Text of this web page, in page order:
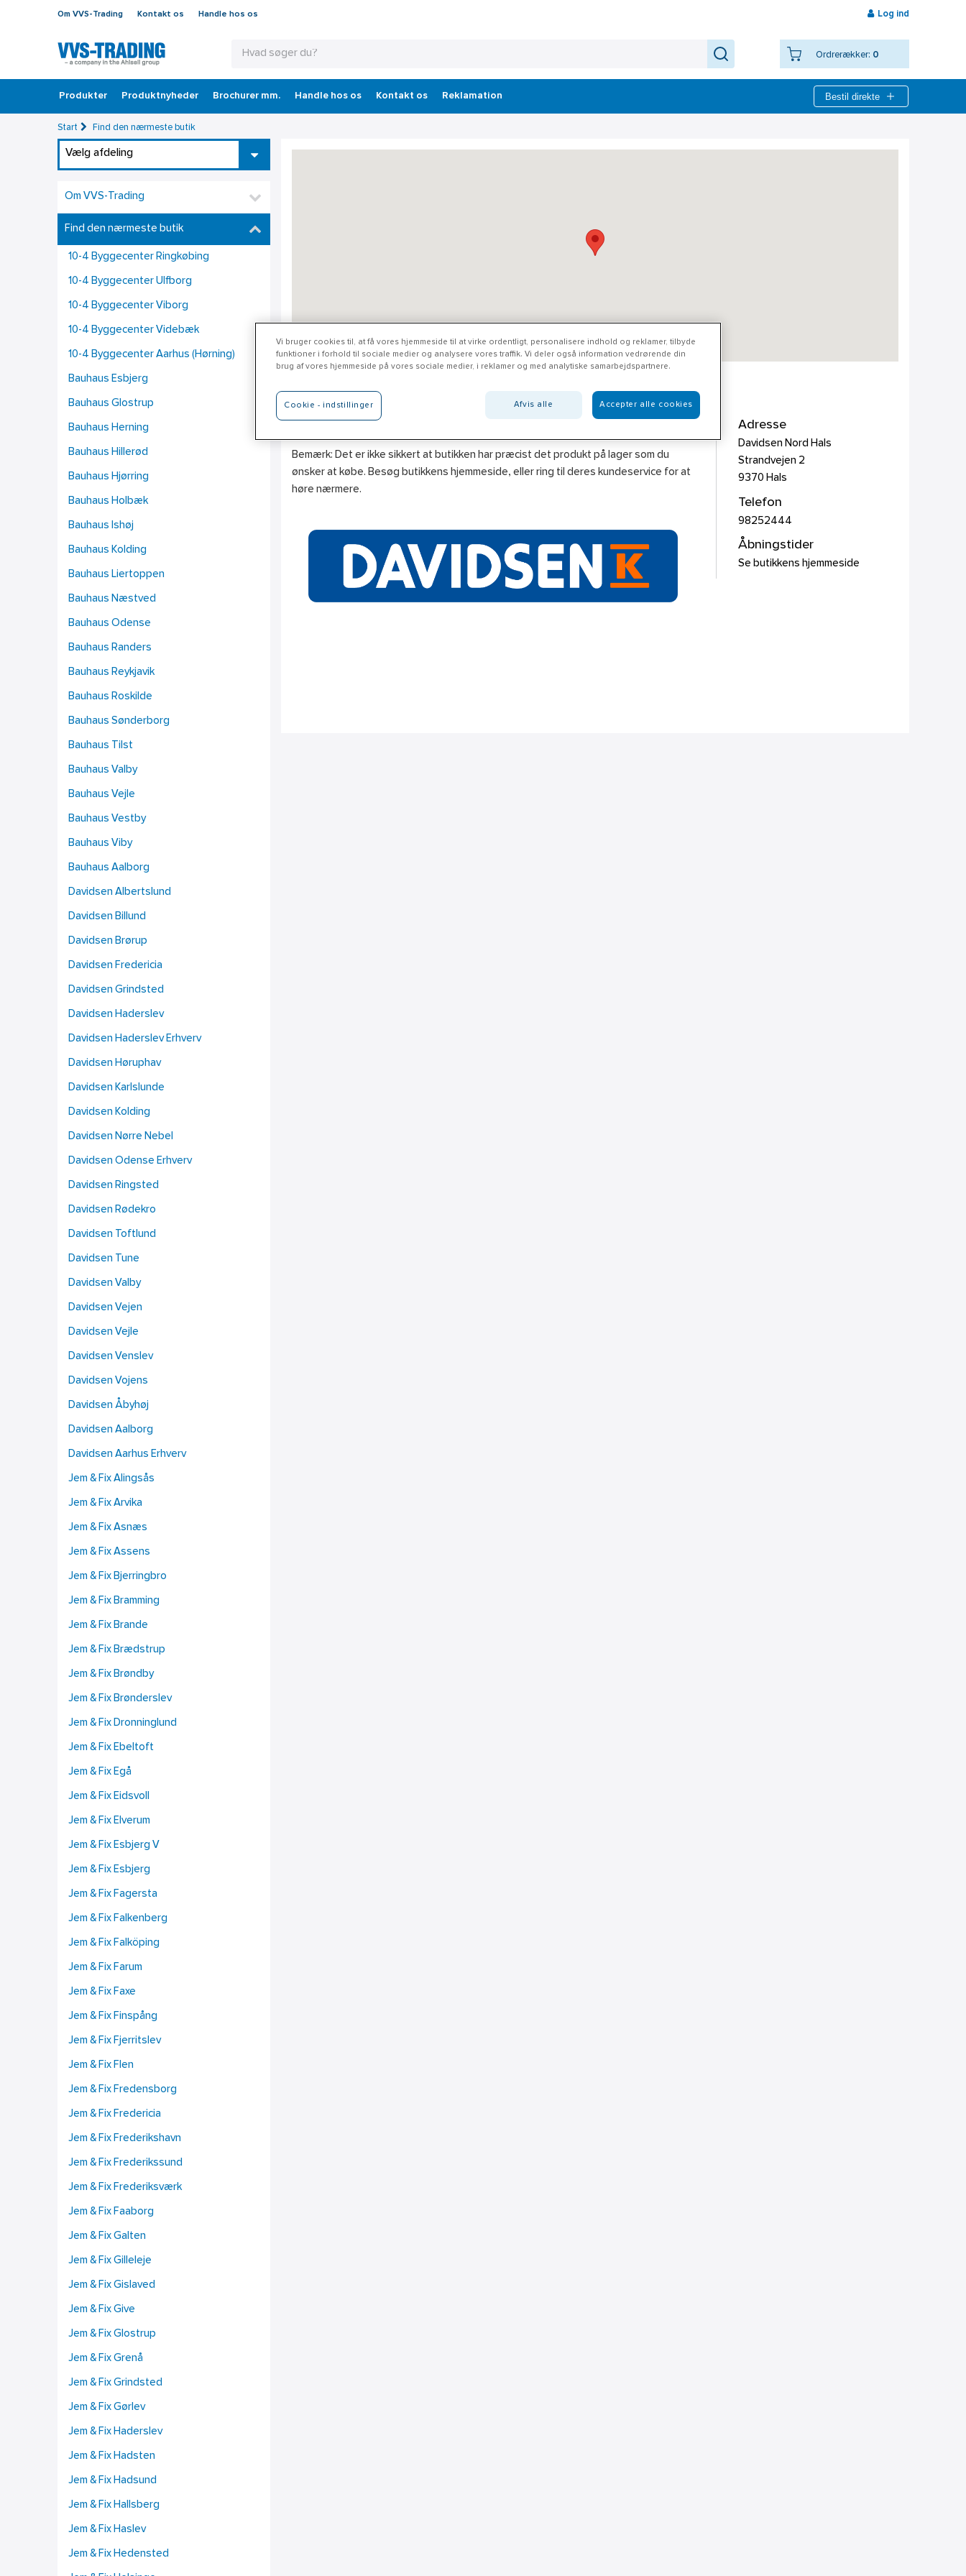
Om VVS-Trading Kontakt os Handle hos os Log ind
Ordrerækker: 0
Produkter Produktnyheder Brochurer mm. Handle hos os Kontakt os Reklamation Bestil direkte
Start Find den nærmeste butik
Vælg afdeling
Om VVS-Trading
Find den nærmeste butik
10-4 Byggecenter Ringkøbing
10-4 Byggecenter Ulfborg
10-4 Byggecenter Viborg
10-4 Byggecenter Videbæk
10-4 Byggecenter Aarhus (Hørning)
Bauhaus Esbjerg
Bauhaus Glostrup
Bauhaus Herning
Bauhaus Hillerød
Bauhaus Hjørring
Bauhaus Holbæk
Bauhaus Ishøj
Bauhaus Kolding
Bauhaus Liertoppen
Bauhaus Næstved
Bauhaus Odense
Bauhaus Randers
Bauhaus Reykjavik
Bauhaus Roskilde
Bauhaus Sønderborg
Bauhaus Tilst
Bauhaus Valby
Bauhaus Vejle
Bauhaus Vestby
Bauhaus Viby
Bauhaus Aalborg
Davidsen Albertslund
Davidsen Billund
Davidsen Brørup
Davidsen Fredericia
Davidsen Grindsted
Davidsen Haderslev
Davidsen Haderslev Erhverv
Davidsen Høruphav
Davidsen Karlslunde
Davidsen Kolding
Davidsen Nørre Nebel
Davidsen Odense Erhverv
Davidsen Ringsted
Davidsen Rødekro
Davidsen Toftlund
Davidsen Tune
Davidsen Valby
Davidsen Vejen
Davidsen Vejle
Davidsen Venslev
Davidsen Vojens
Davidsen Åbyhøj
Davidsen Aalborg
Davidsen Aarhus Erhverv
Jem & Fix Alingsås
Jem & Fix Arvika
Jem & Fix Asnæs
Jem & Fix Assens
Jem & Fix Bjerringbro
Jem & Fix Bramming
Jem & Fix Brande
Jem & Fix Brædstrup
Jem & Fix Brøndby
Jem & Fix Brønderslev
Jem & Fix Dronninglund
Jem & Fix Ebeltoft
Jem & Fix Egå
Jem & Fix Eidsvoll
Jem & Fix Elverum
Jem & Fix Esbjerg V
Jem & Fix Esbjerg
Jem & Fix Fagersta
Jem & Fix Falkenberg
Jem & Fix Falköping
Jem & Fix Farum
Jem & Fix Faxe
Jem & Fix Finspång
Jem & Fix Fjerritslev
Jem & Fix Flen
Jem & Fix Fredensborg
Jem & Fix Fredericia
Jem & Fix Frederikshavn
Jem & Fix Frederikssund
Jem & Fix Frederiksværk
Jem & Fix Faaborg
Jem & Fix Galten
Jem & Fix Gilleleje
Jem & Fix Gislaved
Jem & Fix Give
Jem & Fix Glostrup
Jem & Fix Grenå
Jem & Fix Grindsted
Jem & Fix Gørlev
Jem & Fix Haderslev
Jem & Fix Hadsten
Jem & Fix Hadsund
Jem & Fix Hallsberg
Jem & Fix Haslev
Jem & Fix Hedensted
Davidsen Nord Hals
Adresse
Davidsen Nord Hals
Strandvejen 2
9370 Hals
Telefon
98252444
Åbningstider
Se butikkens hjemmeside
Bemærk: Det er ikke sikkert at butikken har præcist det produkt på lager som du
ønsker at købe. Besøg butikkens hjemmeside, eller ring til deres kundeservice for at
høre nærmere.
Vi bruger cookies til, at få vores hjemmeside til at virke ordentligt, personalisere indhold og reklamer, tilbyde
funktioner i forhold til sociale medier og analysere vores traffik. Vi deler også information vedrørende din
brug af vores hjemmeside på vores sociale medier, i reklamer og med analytiske samarbejdspartnere.
Afvis alle Accepter alle cookies
Cookie - indstillinger